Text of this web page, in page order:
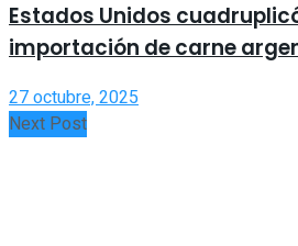
Estados Unidos
importación de carne
27 octubre, 2025
Next Post